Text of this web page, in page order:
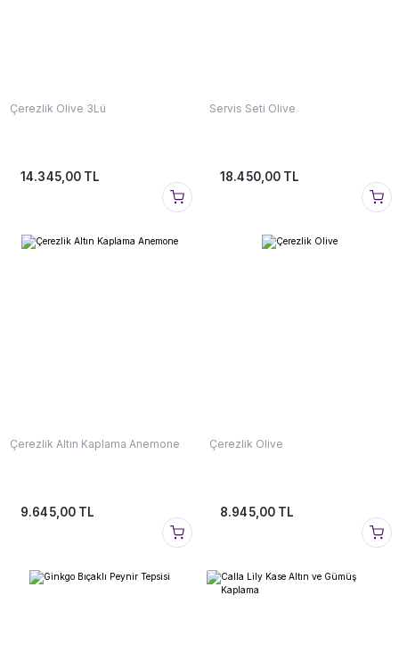
Çerezlik Olive 3Lü
14.345,00 TL
Servis Seti Olive
18.450,00 TL
Çerezlik Altın Kaplama Anemone
9.645,00 TL
Çerezlik Olive
8.945,00 TL